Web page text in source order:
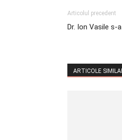
Articolul precedent
Dr. Ion Vasile s-
ARTICOLE